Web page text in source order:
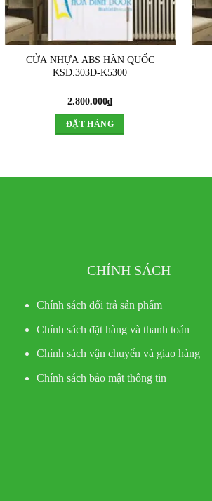
CỬA NHỰA ABS HÀN QUỐC
KSD.303D-K5300
2.800.000₫
ĐẶT HÀNG
CHÍNH SÁCH
Chính sách đổi trả sản phẩm
Chính sách đặt hàng và thanh toán
Chính sách vận chuyển và giao hàng
Chính sách bảo mật thông tin